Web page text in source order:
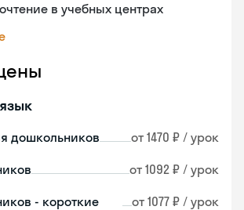
в учебных центрах
дошкольников от 1470 ₽ / урок
от 1092 ₽ / урок
- короткие
от 1077 ₽ / урок